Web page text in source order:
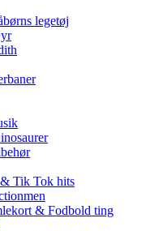
legetøj
Tik Tok hits
& Fodbold ting